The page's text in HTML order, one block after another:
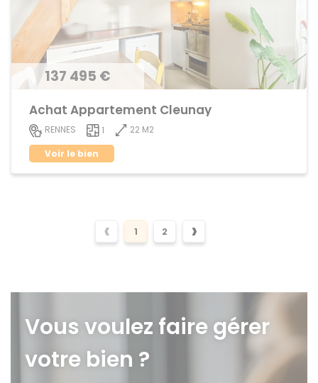
137 495 €
Achat Appartement Cleunay
RENNES 1
22 M2
Voir le bien
‹ 1 2 ›
Vous voulez faire gérer
votre bien ?